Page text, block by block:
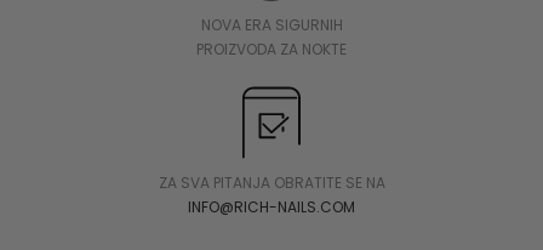
NOVA ERA SIGURNIH
PROIZVODA ZA NOKTE
ZA SVA PITANJA OBRATITE SE NA
INFO@RICH-NAILS.COM